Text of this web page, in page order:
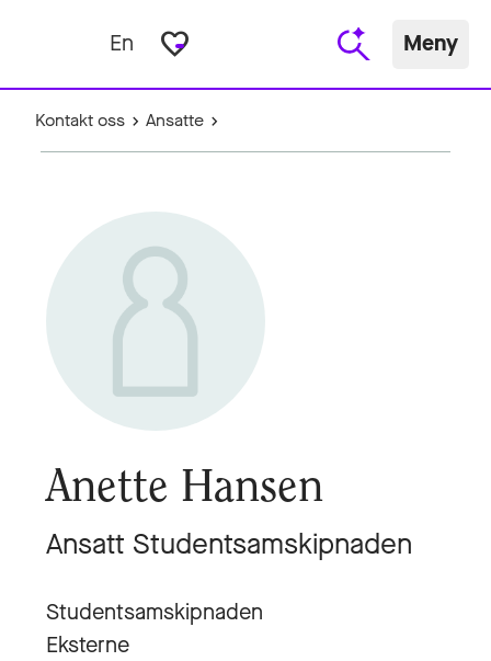
En favorite_border Meny
Kontakt oss Ansatte
Anette Hansen
Ansatt Studentsamskipnaden
Studentsamskipnaden
Eksterne